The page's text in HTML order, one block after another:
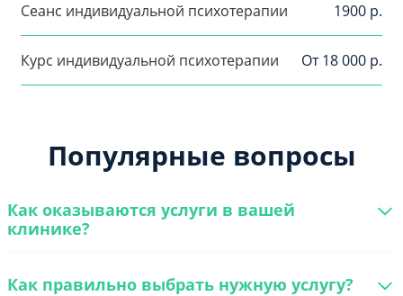
Сеанс индивидуальной психотерапии 1900 р.
Курс индивидуальной психотерапии От 18 000 р.
Популярные вопросы
Как оказываются услуги в вашей
клинике?
Как правильно выбрать нужную услугу?